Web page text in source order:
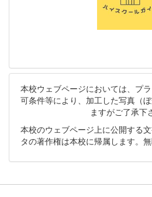
本校ウェブページにおいては、プ
可条件等により、加工した写真（
ますがご了承下
本校のウェブページ上に公開する
タの著作権は本校に帰属します。